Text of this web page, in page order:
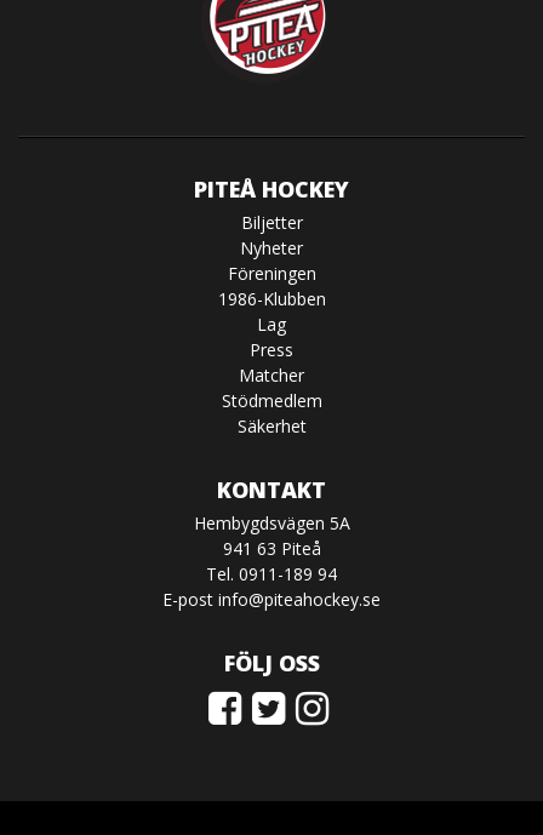
PITEÅ HOCKEY
Biljetter
Nyheter
Föreningen
1986-Klubben
Lag
Press
Matcher
Stödmedlem
Säkerhet
KONTAKT
Hembygdsvägen 5A
941 63 Piteå
Tel. 0911-189 94
E-post info@piteahockey.se
FÖLJ OSS